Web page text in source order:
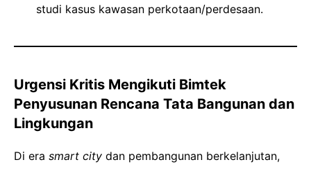
studi kasus kawasan perkotaan/perdesaan.
Urgensi Kritis Mengikuti Bimtek
Penyusunan Rencana Tata Bangunan dan
Lingkungan
Di era smart city dan pembangunan berkelanjutan,